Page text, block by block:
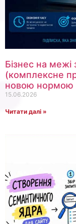
Бізнес на межі
(комплексне
новою нормою
15.06.2026
Читати далі »